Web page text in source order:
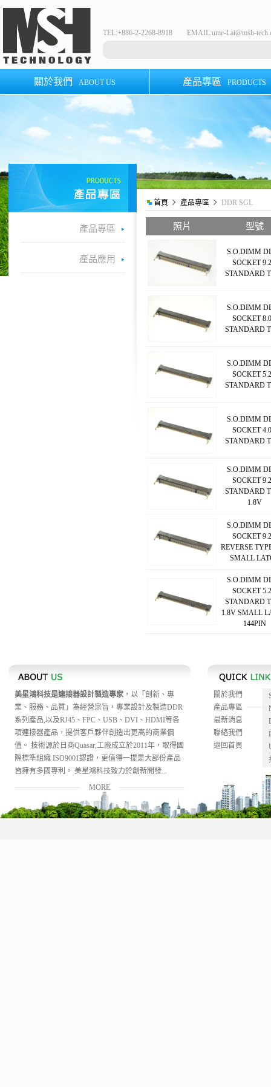
TEL:+886-2-2268-8918 EMAIL:ume-Lai@msh-
關於我們 ABOUT US 產品專區 PRODUCTS
首頁 產品專區 DDR SGL
照片 型號
S.O.DIMM
SOCKET
STANDARD
S.O.DIMM
SOCKET
STANDARD
S.O.DIMM
SOCKET
STANDARD
S.O.DIMM
SOCKET
STANDARD
S.O.DIMM
SOCKET
STANDARD
1.8V
S.O.DIMM
SOCKET
REVERSE
SMALL
S.O.DIMM
SOCKET
STANDARD
1.8V SMALL
144PIN
產品專區
產品應用
美星鴻科技是連接器設計製造專家 ，以「創新、專
業、服務、品質」為經營宗旨，專業設計及製造DDR
系列產品,以及RJ45、FPC、USB、DVI、HDMI等各
項連接器產品，提供客戶夥伴創造出更高的商業價
值。 技術源於日商Quasar,工廠成立於2011年，取得國
際標準組織 ISO9001認證，更值得一提是大部份產品
皆擁有多國專利。 美星鴻科技致力於創新開發...
MORE
關於我們
產品專區
最新消息
聯絡我們
返回首頁